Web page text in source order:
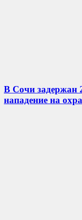
В Сочи задержан
нападение на